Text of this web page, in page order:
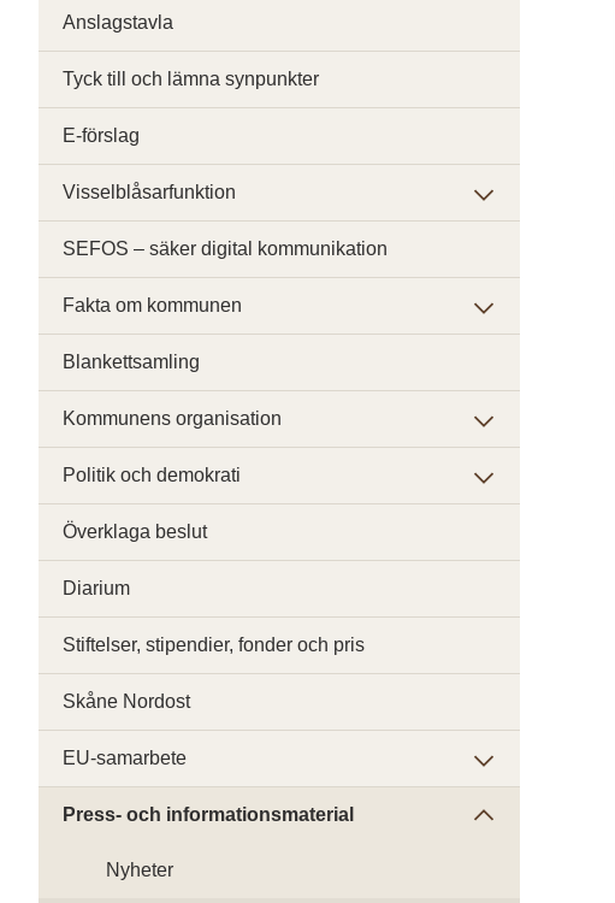
Anslagstavla
Tyck till och lämna synpunkter
E-förslag
Visselblåsarfunktion
SEFOS – säker digital kommunikation
Fakta om kommunen
Blankettsamling
Kommunens organisation
Politik och demokrati
Överklaga beslut
Diarium
Stiftelser, stipendier, fonder och pris
Skåne Nordost
EU-samarbete
Press- och informationsmaterial
Nyheter